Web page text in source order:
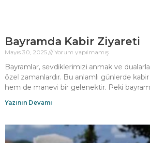
Bayramda Kabir Ziyareti
Mayıs 30, 2025 Yorum yapılmamış
Bayramlar, sevdiklerimizi anmak ve
özel zamanlardır. Bu anlamlı günlerde
hem de manevi bir gelenektir. Peki
Yazının Devamı